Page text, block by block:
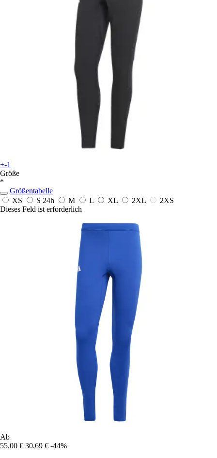
+-1
Größe
*
Größentabelle
XS
S 24h M L XL 2XL
2XS
Dieses Feld ist erforderlich
Ab
55,00 € 30,69 € -44%